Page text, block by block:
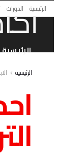
الرئيسية الدورات
الرئيسية
الرئيسية